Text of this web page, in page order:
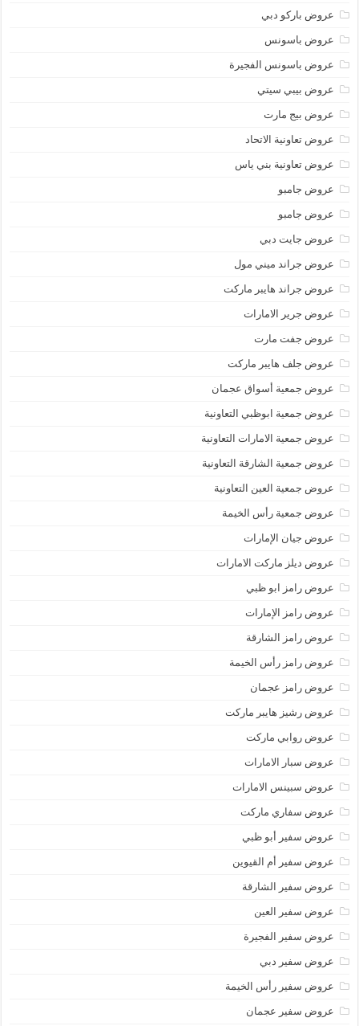
عروض باركو دبي
عروض باسونس
عروض باسونس الفجيرة
عروض بيبي سيتي
عروض بيج مارت
عروض تعاونية الاتحاد
عروض تعاونية بني ياس
عروض جامبو
عروض جامبو
عروض جايت دبي
عروض جراند ميني مول
عروض جراند هايبر ماركت
عروض جرير الامارات
عروض جفت مارت
عروض جلف هايبر ماركت
عروض جمعية أسواق عجمان
عروض جمعية ابوظبي التعاونية
عروض جمعية الامارات التعاونية
عروض جمعية الشارقة التعاونية
عروض جمعية العين التعاونية
عروض جمعية رأس الخيمة
عروض جيان الإمارات
عروض ديلز ماركت الامارات
عروض رامز ابو ظبي
عروض رامز الإمارات
عروض رامز الشارقة
عروض رامز رأس الخيمة
عروض رامز عجمان
عروض رشيز هايبر ماركت
عروض روابي ماركت
عروض سبار الامارات
عروض سبينس الامارات
عروض سفاري ماركت
عروض سفير أبو ظبي
عروض سفير أم القيوين
عروض سفير الشارقة
عروض سفير العين
عروض سفير الفجيرة
عروض سفير دبي
عروض سفير رأس الخيمة
عروض سفير عجمان